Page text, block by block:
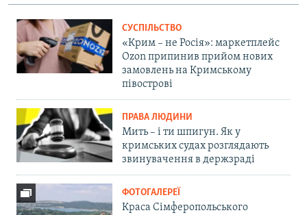
СУСПІЛЬСТВО
«Крим – не Росія»: маркетплейс
Ozon припинив прийом нових
замовлень на Кримському
півострові
ПРАВА ЛЮДИНИ
Мить – і ти шпигун. Як у
кримських судах розглядають
звинувачення в держзраді
ФОТОГАЛЕРЕЇ
Краса Сімферопольського